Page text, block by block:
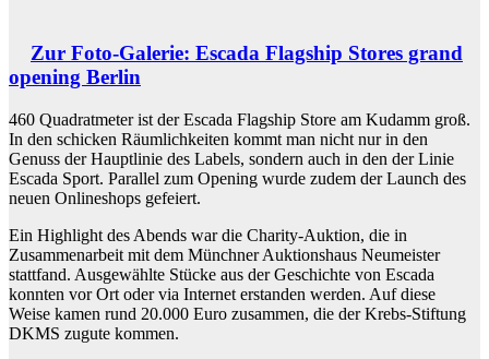
Zur Foto-Galerie: Escada Flagship Stores grand
opening Berlin
460 Quadratmeter ist der Escada Flagship Store am Kudamm groß.
In den schicken Räumlichkeiten kommt man nicht nur in den
Genuss der Hauptlinie des Labels, sondern auch in den der Linie
Escada Sport. Parallel zum Opening wurde zudem der Launch des
neuen Onlineshops gefeiert.
Ein Highlight des Abends war die Charity-Auktion, die in
Zusammenarbeit mit dem Münchner Auktionshaus Neumeister
stattfand. Ausgewählte Stücke aus der Geschichte von Escada
konnten vor Ort oder via Internet erstanden werden. Auf diese
Weise kamen rund 20.000 Euro zusammen, die der Krebs-Stiftung
DKMS zugute kommen.